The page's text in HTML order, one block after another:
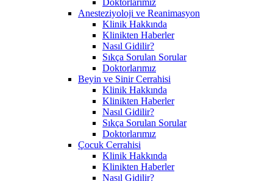
Anesteziyoloji ve Reanimasyon
Klinik Hakkında
Klinikten Haberler
Nasıl Gidilir?
Sıkça Sorulan Sorular
Doktorlarımız
Beyin ve Sinir Cerrahisi
Klinik Hakkında
Klinikten Haberler
Nasıl Gidilir?
Sıkça Sorulan Sorular
Doktorlarımız
Çocuk Cerrahisi
Klinik Hakkında
Klinikten Haberler
Nasıl Gidilir?